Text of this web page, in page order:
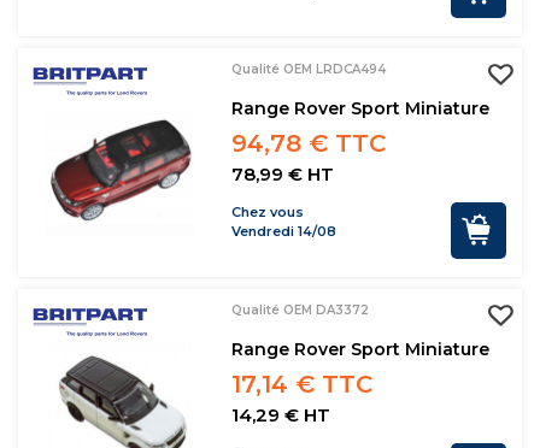
Qualité OEM LRDCA494
Range Rover Sport Miniature
94,78 € TTC
78,99 € HT
Chez vous
Vendredi 14/08
Qualité OEM DA3372
Range Rover Sport Miniature
17,14 € TTC
14,29 € HT